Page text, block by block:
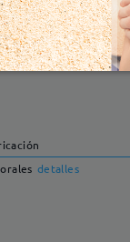
detalles